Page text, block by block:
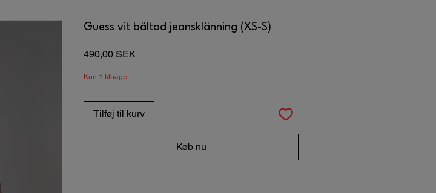
Guess vit bältad jeansklänning (XS-S)
490,00 SEK
Kun 1 tilbage
Tilføj til kurv
Køb nu